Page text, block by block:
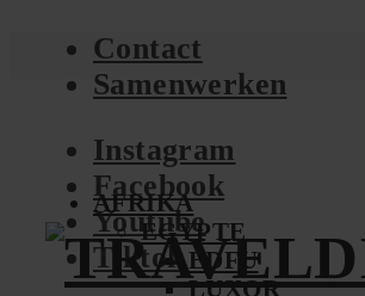
Contact
Samenwerken
Instagram
Facebook
Youtube
Tiktok
AFRIKA
EGYPTE
EDFU
LUXOR